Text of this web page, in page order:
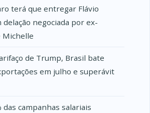
terá que entregar Flávio
delação negociada por ex-
Michelle
de Trump, Brasil bate
em julho e superávit
das campanhas salariais